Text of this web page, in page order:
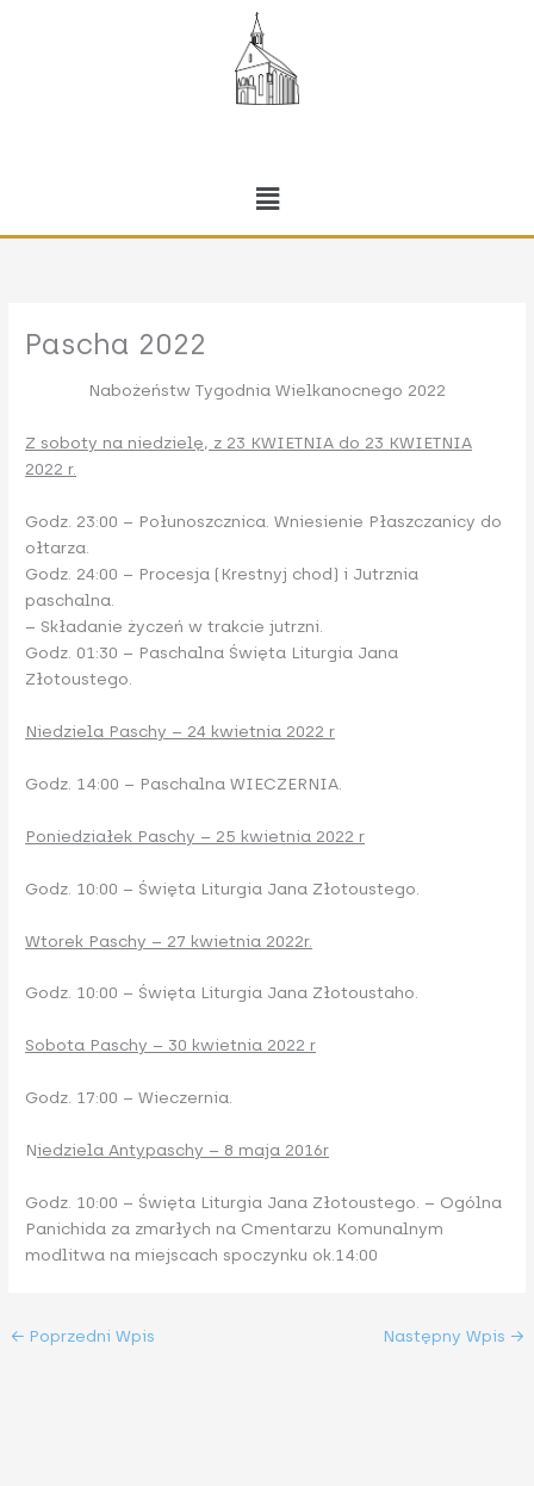
Menu
Pascha 2022
Nabożeństw Tygodnia Wielkanocnego 2022
Z soboty na niedzielę, z 23 KWIETNIA do 23 KWIETNIA
2022 r.
Godz. 23:00 – Połunoszcznica. Wniesienie Płaszczanicy do
ołtarza.
Godz. 24:00 – Procesja (Krestnyj chod) i Jutrznia
paschalna.
– Składanie życzeń w trakcie jutrzni.
Godz. 01:30 – Paschalna Święta Liturgia Jana
Złotoustego.
Niedziela Paschy – 24 kwietnia 2022 r
Godz. 14:00 – Paschalna WIECZERNIA.
Poniedziałek Paschy – 25 kwietnia 2022 r
Godz. 10:00 – Święta Liturgia Jana Złotoustego.
Wtorek Paschy – 27 kwietnia 2022r.
Godz. 10:00 – Święta Liturgia Jana Złotoustaho.
Sobota Paschy – 30 kwietnia 2022 r
Godz. 17:00 – Wieczernia.
Niedziela Antypaschy – 8 maja 2016r
Godz. 10:00 – Święta Liturgia Jana Złotoustego. – Ogólna
Panichida za zmarłych na Cmentarzu Komunalnym
modlitwa na miejscach spoczynku ok.14:00
← Poprzedni Wpis Następny Wpis →